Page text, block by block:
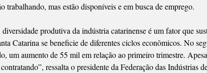
trabalhando, mas estão disponíveis e em busca de emprego.
diversidade produtiva da indústria catarinense é um fator que
Catarina se beneficie de diferentes ciclos econômicos. No
um aumento de 55 mil em relação ao primeiro trimestre.
ressalta o presidente da Federação das Indústrias